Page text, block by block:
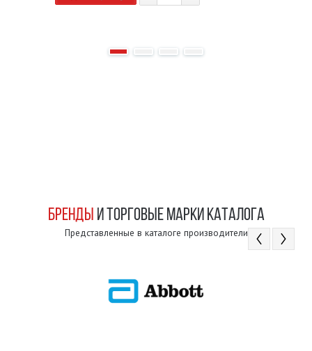
БРЕНДЫ И ТОРГОВЫЕ МАРКИ КАТАЛОГА
Представленные в каталоге производители